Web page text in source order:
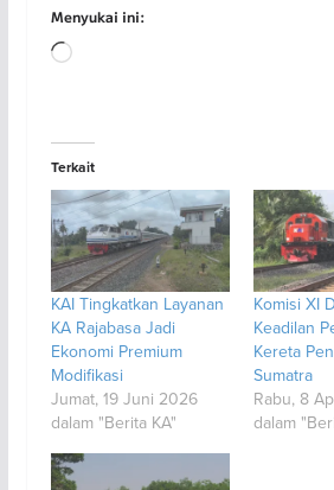
Menyukai ini:
Memuat...
Terkait
KAI Tingkatkan Layanan
KA Rajabasa Jadi
Ekonomi Premium
Modifikasi
Jumat, 19 Juni 2026
dalam "Berita KA"
Komisi XI
Keadilan
Kereta
Sumatra
Rabu, 8
dalam